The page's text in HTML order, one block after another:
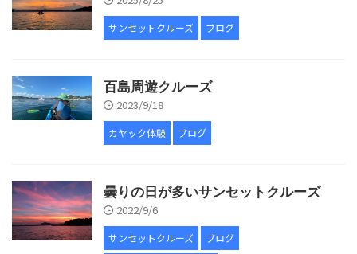
サンセットクルーズ ブログ
百島周遊クルーズ
2023/9/18
カヤック体験 ブログ
曇りの日が多いサンセットクルーズ
2022/9/6
サンセットクルーズ
ブログ